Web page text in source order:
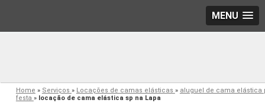
MENU
Home » Serviços » Locações de camas elásticas » aluguel de cama elástica
festa » locação de cama elástica sp na Lapa